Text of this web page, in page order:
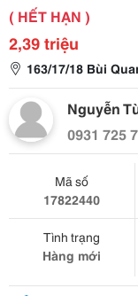
( HẾT HẠN )
2,39 triệu
163/17/18 Bùi
Nguyễn
0931 725
Mã số
17822440
Tình trạng
Hàng mới